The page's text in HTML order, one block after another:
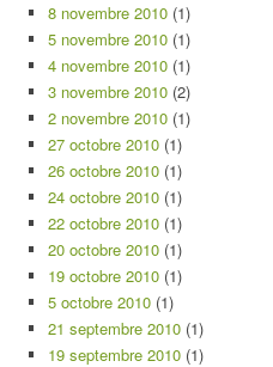
8 novembre 2010 (1)
5 novembre 2010 (1)
4 novembre 2010 (1)
3 novembre 2010 (2)
2 novembre 2010 (1)
27 octobre 2010 (1)
26 octobre 2010 (1)
24 octobre 2010 (1)
22 octobre 2010 (1)
20 octobre 2010 (1)
19 octobre 2010 (1)
5 octobre 2010 (1)
21 septembre 2010 (1)
19 septembre 2010 (1)